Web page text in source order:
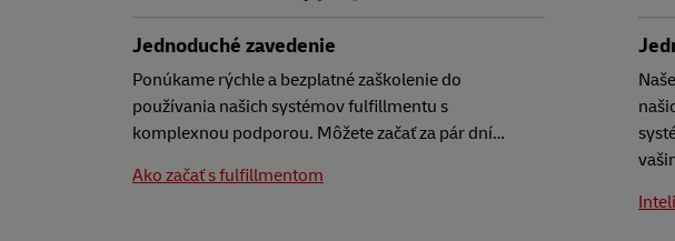
Jednoduché zavedenie
Ponúkame rýchle a bezplatné zaškolenie do
používania našich systémov fulfillmentu s
komplexnou podporou. Môžete začať za pár dní…
Ako začať s fulfillmentom